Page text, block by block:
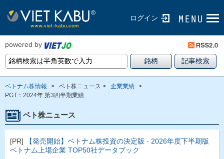
ログイン
powered by
ベトナム株情報 > ベト株ニュース > 企業業績 >
PGT：2024年 第3四半期業績
ベト株ニュース
[PR]
【発売開始】ベトナム株投資の決定版 - 2026年度下半期版
ベトナム上場企業 TOP50社データブック